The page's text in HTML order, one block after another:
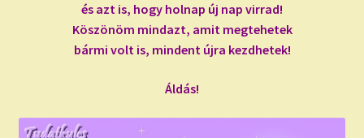
és azt is, hogy holnap új nap virrad!
Köszönöm mindazt, amit megtehetek
bármi volt is, mindent újra kezdhetek!
Áldás!